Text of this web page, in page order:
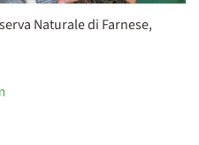
Naturale di Farnese,